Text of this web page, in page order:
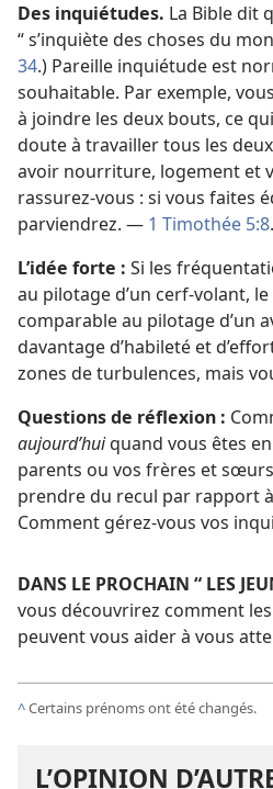
Des inquiétudes. La Bible dit
“ s’inquiète des choses du
34.) Pareille inquiétude est
souhaitable. Par exemple,
à joindre les deux bouts, ce
doute à travailler tous les
avoir nourriture, logement et
rassurez-​vous : si vous faites
parviendrez. — 1 Timothée 5:8.
L’idée forte : Si les
au pilotage d’un cerf-volant,
comparable au pilotage d’un
davantage d’habileté et
zones de turbulences, mais
Questions de réflexion :
aujourd’huiquand vous êtes
parents ou vos frères et
prendre du recul par rapport
Comment gérez-​vous vos
DANS LE PROCHAIN “ LES
vous découvrirez comment
peuvent vous aider à vous
^Certains prénoms ont été changés.
L’OPINION